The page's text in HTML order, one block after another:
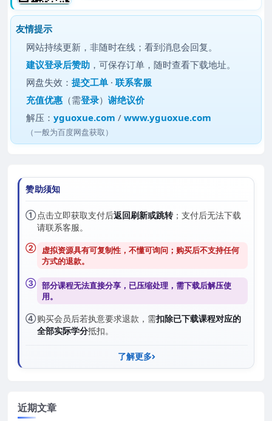
友情提示
网站持续更新，非随时在线；看到消息会回复。
建议登录后赞助 ，可保存订单，随时查看下载地址。
网盘失效：提交工单 ·联系客服
充值优惠 （需登录）谢绝议价
解压：yguoxue.com /www.yguoxue.com
（一般为百度网盘获取）
赞助须知
①点击立即获取支付后返回刷新或跳转；支付后无法下载
请联系客服。
② 虚拟资源具有可复制性，不懂可询问；购买后不支持任何
方式的退款。
③ 部分课程无法直接分享，已压缩处理，需下载后解压使
用。
④购买会员后若执意要求退款，需扣除已下载课程对应的
全部实际学分抵扣。
了解更多
近期文章